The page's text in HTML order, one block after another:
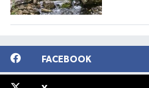
FACEBOOK